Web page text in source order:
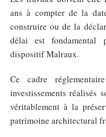
ans à compter de la
construire ou de la
délai est fondamental
dispositif Malraux.
Ce cadre
investissements réalisés
véritablement à la
patrimoine architectural